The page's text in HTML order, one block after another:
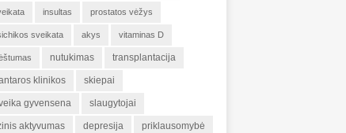
insultas prostatos vėžys
sveikata akys vitaminas D
nutukimas transplantacija
klinikos skiepai
gyvensena slaugytojai
aktyvumas depresija priklausomybė